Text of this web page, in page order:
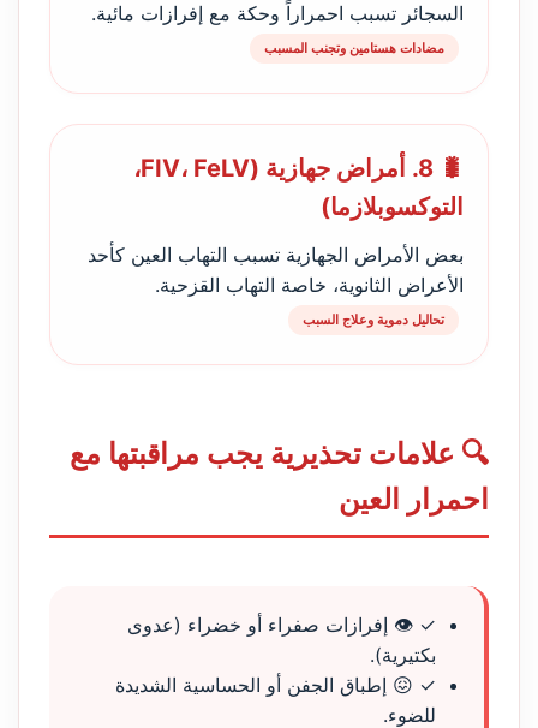
السجائر تسبب احمراراً وحكة مع إفرازات مائية.
مضادات هستامين وتجنب المسبب
🐛 8. أمراض جهازية (FIV، FeLV،
التوكسوبلازما)
بعض الأمراض الجهازية تسبب التهاب العين كأحد
الأعراض الثانوية، خاصة التهاب القزحية.
تحاليل دموية وعلاج السبب
🔍 علامات تحذيرية يجب مراقبتها مع
احمرار العين
✓ 👁️ إفرازات صفراء أو خضراء (عدوى
بكتيرية).
✓ 😖 إطباق الجفن أو الحساسية الشديدة
للضوء.